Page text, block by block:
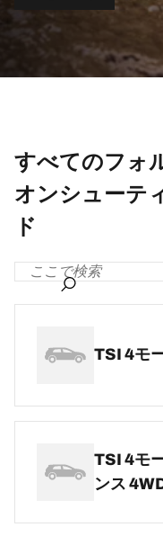
すべてのフォ
オンシューテ
ド
TSI 4モ
TSI 4モ
ンス